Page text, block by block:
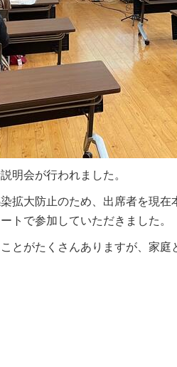
明会が行われました。
拡大防止のため、出席者を現
トで参加していただきました。
とがたくさんありますが、家